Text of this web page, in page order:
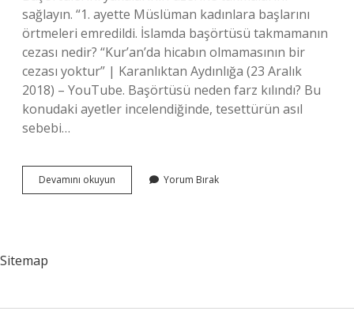
sağlayın. “1. ayette Müslüman kadınlara başlarını
örtmeleri emredildi. İslamda başörtüsü takmamanın
cezası nedir? “Kur’an’da hicabın olmamasının bir
cezası yoktur” | Karanlıktan Aydınlığa (23 Aralık
2018) – YouTube. Başörtüsü neden farz kılındı? Bu
konudaki ayetler incelendiğinde, tesettürün asıl
sebebi…
Devamını okuyun
Göre
Yorum Bırak
Sitemap